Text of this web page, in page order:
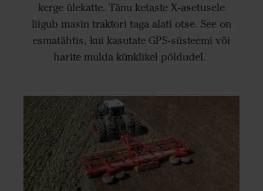
kerge ülekatte. Tänu ketaste X-asetusele
liigub masin traktori taga alati otse. See on
esmatähtis, kui kasutate GPS-süsteemi või
harite mulda künklikel põldudel.